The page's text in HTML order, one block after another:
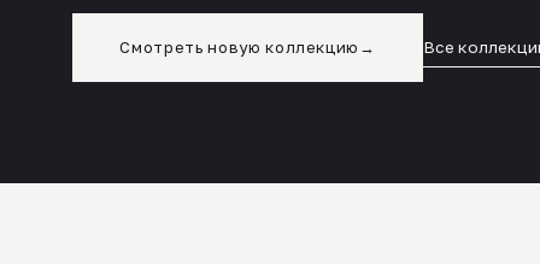
Смотреть новую коллекцию → Все